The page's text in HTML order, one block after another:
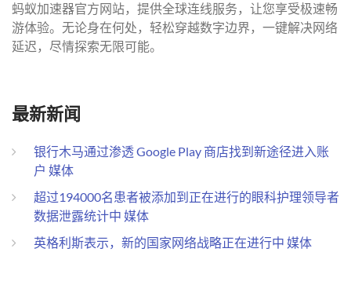
蚂蚁加速器官方网站，提供全球连线服务，让您享受极速畅
游体验。无论身在何处，轻松穿越数字边界，一键解决网络
延迟，尽情探索无限可能。
最新新闻
银行木马通过渗透 Google Play 商店找到新途径进入账
户 媒体
超过194000名患者被添加到正在进行的眼科护理领导者
数据泄露统计中 媒体
英格利斯表示，新的国家网络战略正在进行中 媒体